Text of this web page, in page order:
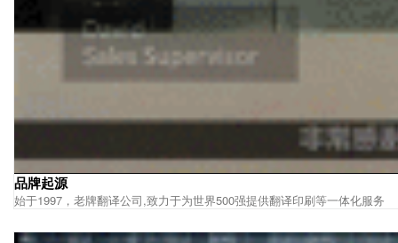
品牌起源
始于1997，老牌翻译公司,致力于为世界500强提供翻译印刷等一体化服务